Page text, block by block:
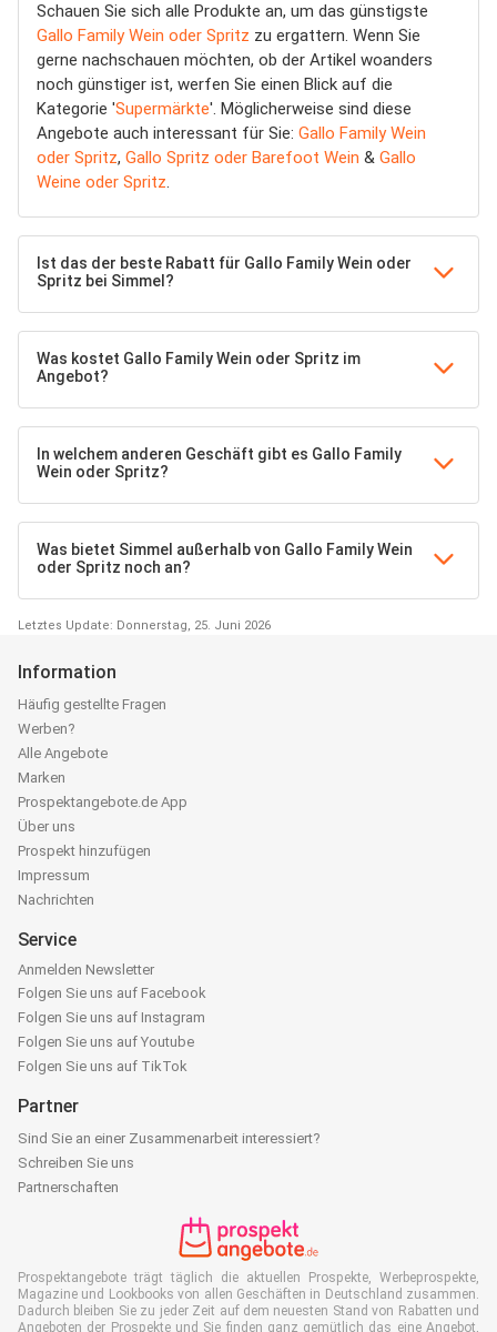
Schauen Sie sich alle Produkte an, um das günstigste
Gallo Family Wein oder Spritz zu ergattern. Wenn Sie
gerne nachschauen möchten, ob der Artikel woanders
noch günstiger ist, werfen Sie einen Blick auf die
Kategorie 'Supermärkte'. Möglicherweise sind diese
Angebote auch interessant für Sie: Gallo Family Wein
oder Spritz, Gallo Spritz oder Barefoot Wein & Gallo
Weine oder Spritz.
Ist das der beste Rabatt für Gallo Family Wein oder
Spritz bei Simmel?
Was kostet Gallo Family Wein oder Spritz im
Angebot?
In welchem anderen Geschäft gibt es Gallo Family
Wein oder Spritz?
Was bietet Simmel außerhalb von Gallo Family Wein
oder Spritz noch an?
Letztes Update: Donnerstag, 25. Juni 2026
Information
Häufig gestellte Fragen
Werben?
Alle Angebote
Marken
Prospektangebote.de App
Über uns
Prospekt hinzufügen
Impressum
Nachrichten
Service
Anmelden Newsletter
Folgen Sie uns auf Facebook
Folgen Sie uns auf Instagram
Folgen Sie uns auf Youtube
Folgen Sie uns auf TikTok
Partner
Sind Sie an einer Zusammenarbeit interessiert?
Schreiben Sie uns
Partnerschaften
Prospektangebote trägt täglich die aktuellen Prospekte, Werbeprospekte,
Magazine und Lookbooks von allen Geschäften in Deutschland zusammen.
Dadurch bleiben Sie zu jeder Zeit auf dem neuesten Stand von Rabatten und
Angeboten der Prospekte und Sie finden ganz gemütlich das eine Angebot,